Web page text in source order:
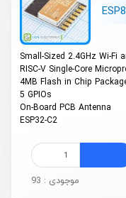
Small-Sized 2.4GHz Wi-Fi
RISC-V Single-Core
4MB Flash in Chip
5 GPIOs
On-Board PCB Antenna
ESP32-C2
موجودی : 93